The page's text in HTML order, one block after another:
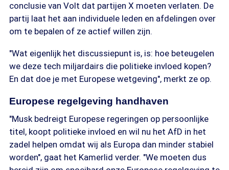
conclusie van Volt dat partijen X moeten verlaten. De
partij laat het aan individuele leden en afdelingen over
om te bepalen of ze actief willen zijn.
"Wat eigenlijk het discussiepunt is, is: hoe beteugelen
we deze tech miljardairs die politieke invloed kopen?
En dat doe je met Europese wetgeving", merkt ze op.
Europese regelgeving handhaven
"Musk bedreigt Europese regeringen op persoonlijke
titel, koopt politieke invloed en wil nu het AfD in het
zadel helpen omdat wij als Europa dan minder stabiel
worden", gaat het Kamerlid verder. "We moeten dus